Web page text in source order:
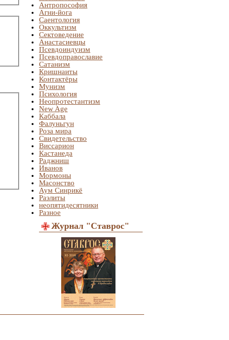
Антропософия
Агни-йога
Саентология
Оккультизм
Сектоведение
Анастасиевцы
Псевдоиндуизм
Псевдоправославие
Сатанизм
Кришнаиты
Контактёры
Мунизм
Психология
Неопротестантизм
New Age
Каббала
Фалуньгун
Роза мира
Свидетельство
Виссарион
Кастанеда
Раджниш
Иванов
Мормоны
Масонство
Аум Синрикё
Раэлиты
неопятидесятники
Разное
Журнал "Ставрос"